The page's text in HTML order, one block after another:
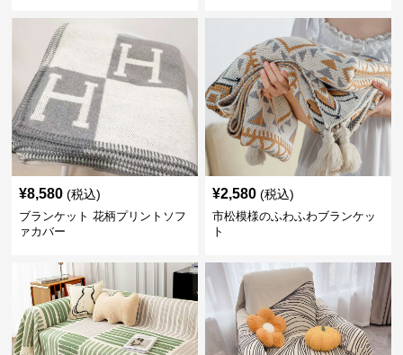
¥8,580 (税込)
ブランケット 花柄プリントソフ
ァカバー
¥2,580 (税込)
市松模様のふわふわブランケッ
ト